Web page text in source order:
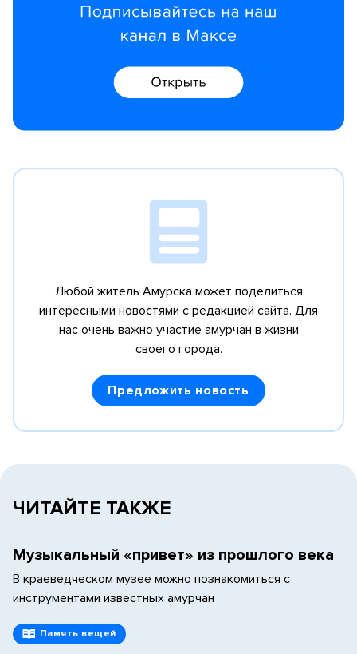
Любой житель Амурска может поделиться
интересными новостями с редакцией сайта. Для
нас очень важно участие амурчан в жизни
своего города.
Предложить новость
ЧИТАЙТЕ ТАКЖЕ
Музыкальный «привет» из прошлого века
В краеведческом музее можно познакомиться с
инструментами известных амурчан
Память вещей